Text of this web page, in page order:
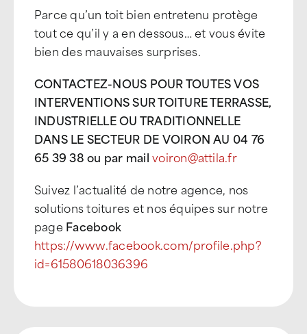
Parce qu’un toit bien entretenu protège
tout ce qu’il y a en dessous… et vous évite
bien des mauvaises surprises.
CONTACTEZ-NOUS POUR TOUTES VOS
INTERVENTIONS SUR TOITURE TERRASSE,
INDUSTRIELLE OU TRADITIONNELLE
DANS LE SECTEUR DE VOIRON AU 04 76
65 39 38 ou par mailvoiron@attila.fr
Suivez l’actualité de notre agence, nos
solutions toitures et nos équipes sur notre
page Facebook
https://www.facebook.com/profile.php?
id=61580618036396